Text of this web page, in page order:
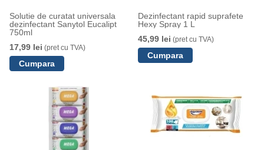
Solutie de curatat universala
dezinfectant Sanytol Eucalipt
750ml
17,99 lei (pret cu TVA)
Dezinfectant rapid suprafete
Hexy Spray 1 L
45,99 lei (pret cu TVA)